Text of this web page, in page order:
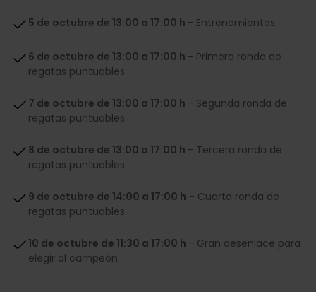
5 de octubre de 13:00 a 17:00 h - Entrenamientos
6 de octubre de 13:00 a 17:00 h - Primera ronda de
regatas puntuables
7 de octubre de 13:00 a 17:00 h - Segunda ronda de
regatas puntuables
8 de octubre de 13:00 a 17:00 h - Tercera ronda de
regatas puntuables
9 de octubre de 14:00 a 17:00 h - Cuarta ronda de
regatas puntuables
10 de octubre de 11:30 a 17:00 h - Gran desenlace para
elegir al campeón